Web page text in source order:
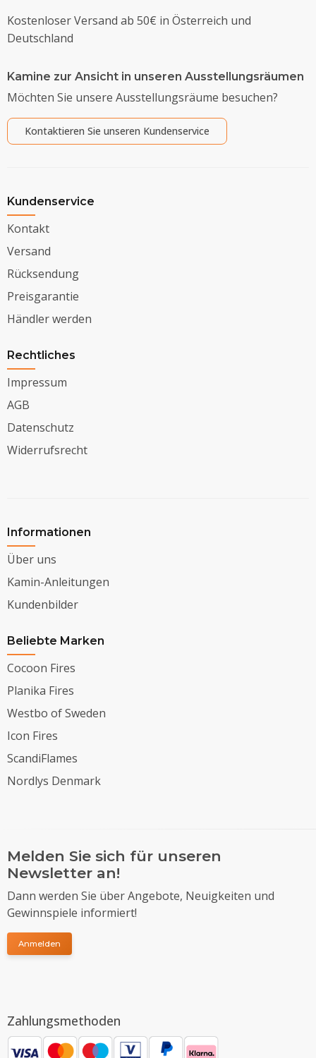
Kostenloser Versand ab 50€ in Österreich und
Deutschland
Kamine zur Ansicht in unseren Ausstellungsräumen
Möchten Sie unsere Ausstellungsräume besuchen?
Kontaktieren Sie unseren Kundenservice
Kundenservice
Kontakt
Versand
Rücksendung
Preisgarantie
Händler werden
Rechtliches
Impressum
AGB
Datenschutz
Widerrufsrecht
Informationen
Über uns
Kamin-Anleitungen
Kundenbilder
Beliebte Marken
Cocoon Fires
Planika Fires
Westbo of Sweden
Icon Fires
ScandiFlames
Nordlys Denmark
Melden Sie sich für unseren
Newsletter an!
Dann werden Sie über Angebote, Neuigkeiten und
Gewinnspiele informiert!
Anmelden
Zahlungsmethoden